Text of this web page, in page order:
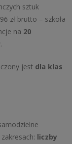
sztuk
zł brutto – szkoła
na 20
jest dla klas
liczby